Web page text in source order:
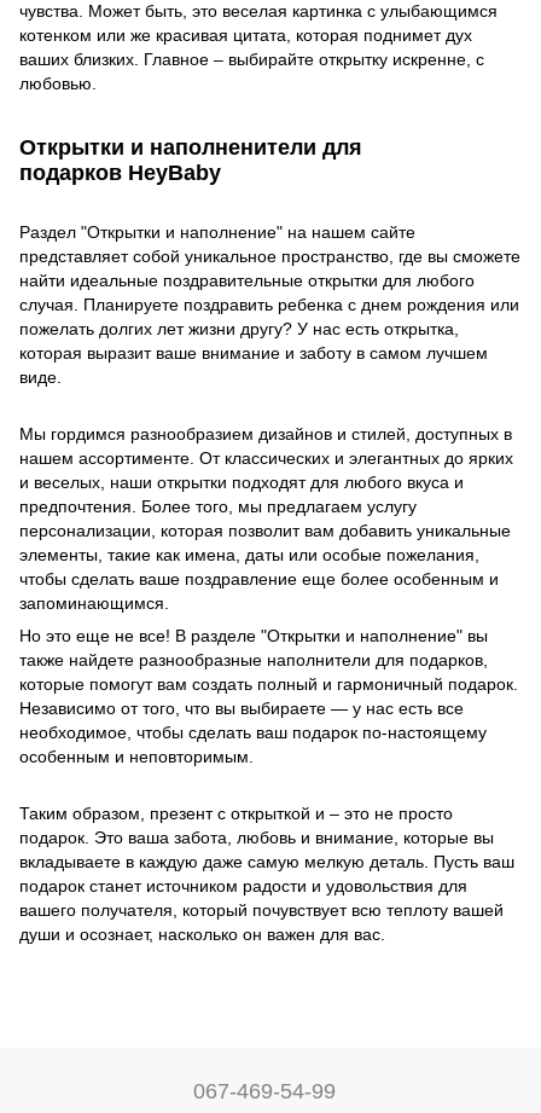
чувства. Может быть, это веселая картинка с улыбающимся
котенком или же красивая цитата, которая поднимет дух
ваших близких. Главное – выбирайте открытку искренне, с
любовью.
Открытки и наполненители для
подарков HeyBaby
Раздел "Открытки и наполнение" на нашем сайте
представляет собой уникальное пространство, где вы сможете
найти идеальные поздравительные открытки для любого
случая. Планируете поздравить ребенка с днем рождения или
пожелать долгих лет жизни другу? У нас есть открытка,
которая выразит ваше внимание и заботу в самом лучшем
виде.
Мы гордимся разнообразием дизайнов и стилей, доступных в
нашем ассортименте. От классических и элегантных до ярких
и веселых, наши открытки подходят для любого вкуса и
предпочтения. Более того, мы предлагаем услугу
персонализации, которая позволит вам добавить уникальные
элементы, такие как имена, даты или особые пожелания,
чтобы сделать ваше поздравление еще более особенным и
запоминающимся.
Но это еще не все! В разделе "Открытки и наполнение" вы
также найдете разнообразные наполнители для подарков,
которые помогут вам создать полный и гармоничный подарок.
Независимо от того, что вы выбираете — у нас есть все
необходимое, чтобы сделать ваш подарок по-настоящему
особенным и неповторимым.
Таким образом, презент с открыткой и – это не просто
подарок. Это ваша забота, любовь и внимание, которые вы
вкладываете в каждую даже самую мелкую деталь. Пусть ваш
подарок станет источником радости и удовольствия для
вашего получателя, который почувствует всю теплоту вашей
души и осознает, насколько он важен для вас.
067-469-54-99